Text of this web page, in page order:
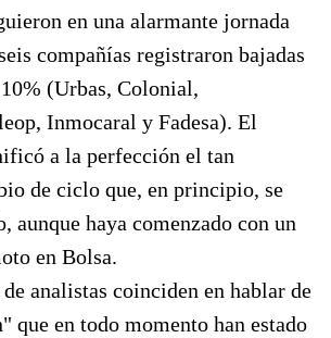
en una alarmante jornada
compañías registraron bajadas
(Urbas, Colonial,
Inmocaral y Fadesa). El
a la perfección el tan
de ciclo que, en principio, se
aunque haya comenzado con un
en Bolsa.
analistas coinciden en hablar de
que en todo momento han estado